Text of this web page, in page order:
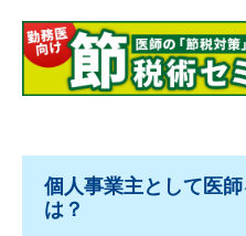
個人事業主として医
は？